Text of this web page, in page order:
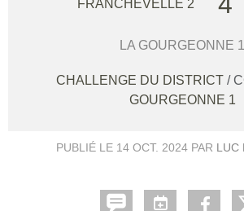
FRANCHEVELLE 2
LA GOURGEONNE 1
CHALLENGE DU DISTRICT /
GOURGEONNE 1
PUBLIÉ LE 14 OCT. 2024 PAR LUC